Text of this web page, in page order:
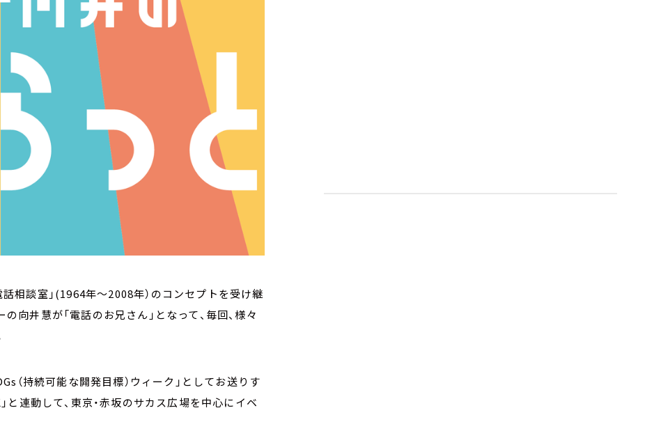
相談室」(1964年～2008年）のコンセプトを受け継
向井慧が「電話のお兄さん」となって、毎回、様々
（持続可能な開発目標）ウィーク」としてお送りす
連動して、東京・赤坂のサカス広場を中心にイベ